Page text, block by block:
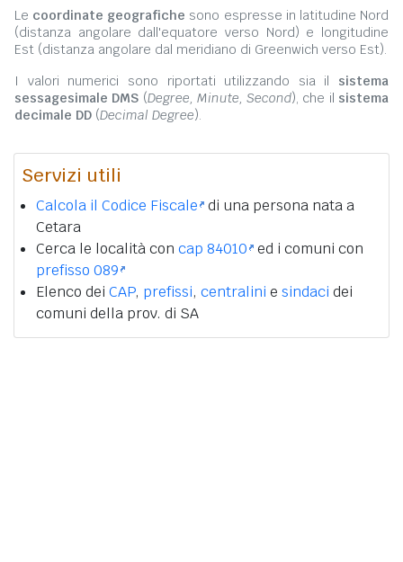
Le coordinate geografiche sono espresse in latitudine Nord
(distanza angolare dall'equatore verso Nord) e longitudine
Est (distanza angolare dal meridiano di Greenwich verso Est).
I valori numerici sono riportati utilizzando sia il sistema
sessagesimale DMS (Degree, Minute, Second), che il sistema
decimale DD (Decimal Degree).
Servizi utili
Calcola il Codice Fiscale di una persona nata a
Cetara
Cerca le località con cap 84010 ed i comuni con
prefisso 089
Elenco dei CAP, prefissi, centralini e sindaci dei
comuni della prov. di SA